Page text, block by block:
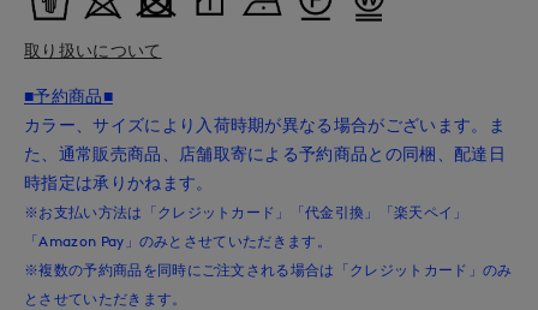
取り扱いについて
■予約商品■
カラー、サイズにより入荷時期が異なる場合がございます。ま
た、通常販売商品、店舗取寄による予約商品との同梱、配達日
時指定は承りかねます。
※お支払い方法は「クレジットカード」「代金引換」「楽天ペイ」
「Amazon Pay」のみとさせていただきます。
※複数の予約商品を同時にご注文される場合は「クレジットカード」のみ
とさせていただきます。